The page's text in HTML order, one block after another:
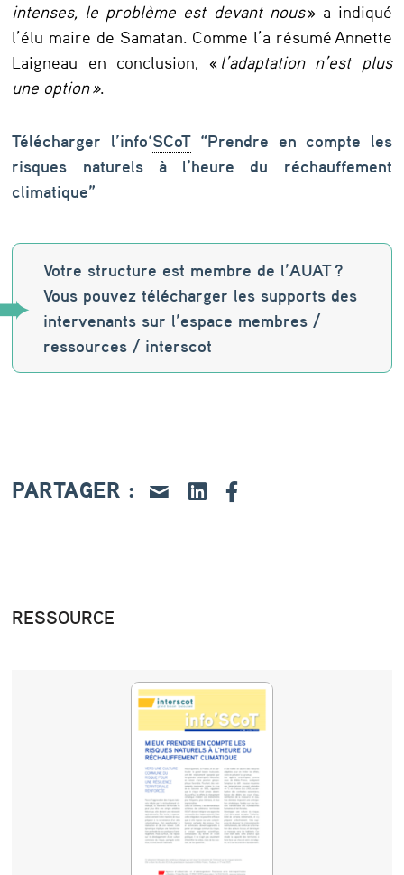
intenses, le problème est devant nous» a indiqué
l’élu maire de Samatan. Comme l’a résumé Annette
Laigneau en conclusion, « l’adaptation n’est plus
une option ».
Télécharger l’info‘SCoT“Prendre en compte les
risques naturels à l’heure du réchauffement
climatique”
Votre structure est membre de l’AUAT ?
Vous pouvez télécharger les supports des
intervenants sur l’espace membres /
ressources / interscot
PARTAGER :
RESSOURCE